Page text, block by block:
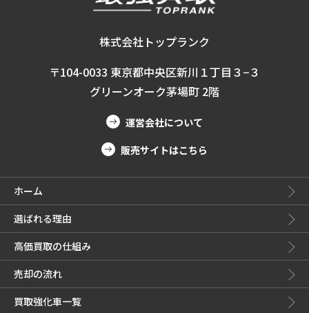
株式会社トップランク
〒104-0033 東京都中央区新川１丁目３−３
グリーンオーク茅場町 2階
運営会社について
販売サイトはこちら
ホーム
選ばれる理由
高価買取の仕組み
売却の流れ
買取強化車一覧